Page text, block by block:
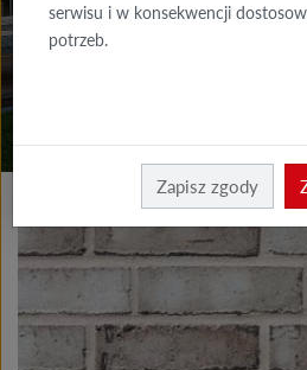
GDZIE
serwisu i w konsekwencji
potrzeb.
Zapisz zgody